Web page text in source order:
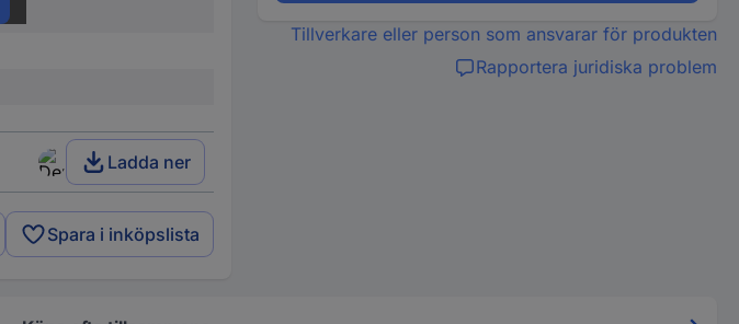
Ladda ner
Spara i inköpslista
Tillverkare eller person som ansvarar för produkten
Rapportera juridiska problem